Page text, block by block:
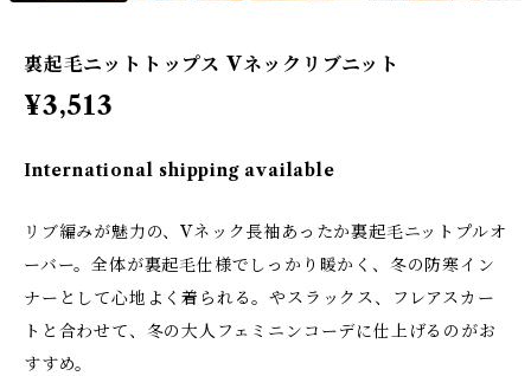
裏起毛ニットトップス Vネックリブニット
¥3,513
International shipping available
リブ編みが魅力の、Vネック長袖あったか裏起毛ニットプルオ
ーバー。全体が裏起毛仕様でしっかり暖かく、冬の防寒イン
ナーとして心地よく着られる。やスラックス、フレアスカー
トと合わせて、冬の大人フェミニンコーデに仕上げるのがお
すすめ。